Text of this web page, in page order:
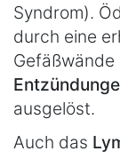
Syndrom).
durch eine
ausgelöst.
Auch das